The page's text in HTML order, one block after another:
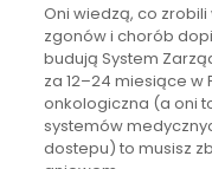
Oni wiedzą, co zrobili
zgonów i chorób
budują System
za 12–24 miesiące
onkologiczna (a oni
systemów
dostepu) to musisz